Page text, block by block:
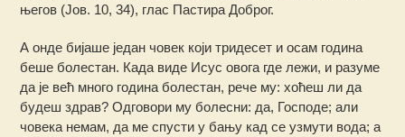
његов (Јов. 10, 34), глас Пастира Доброг.
А онде бијаше један човек који тридесет и осам година
беше болестан. Када виде Исус овога где лежи, и разуме
да је већ много година болестан, рече му: хоћеш ли да
будеш здрав? Одговори му болесни: да, Господе; али
човека немам, да ме спусти у бању кад се узмути вода; а